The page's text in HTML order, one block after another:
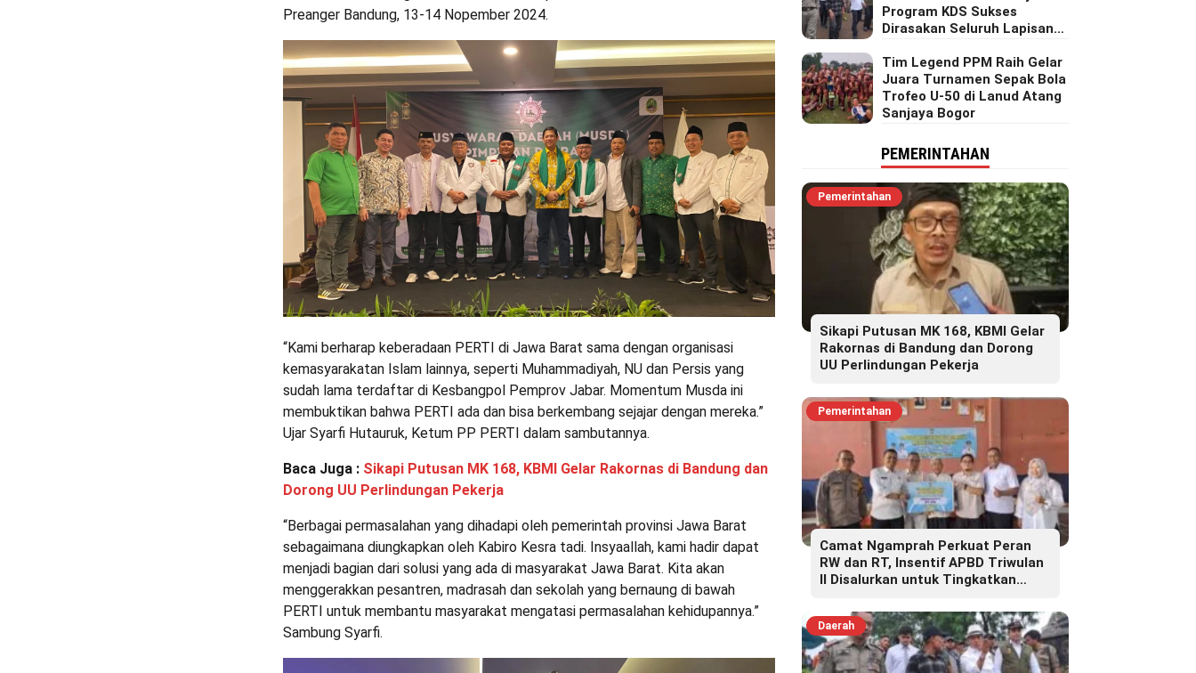
Preanger Bandung, 13-14 Nopember 2024.
“Kami berharap keberadaan PERTI di Jawa Barat sama dengan organisasi
kemasyarakatan Islam lainnya, seperti Muhammadiyah, NU dan Persis yang
sudah lama terdaftar di Kesbangpol Pemprov Jabar. Momentum Musda ini
membuktikan bahwa PERTI ada dan bisa berkembang sejajar dengan mereka.”
Ujar Syarfi Hutauruk, Ketum PP PERTI dalam sambutannya.
Baca Juga : Sikapi Putusan MK 168, KBMI Gelar Rakornas di Bandung dan
Dorong UU Perlindungan Pekerja
“Berbagai permasalahan yang dihadapi oleh pemerintah provinsi Jawa Barat
sebagaimana diungkapkan oleh Kabiro Kesra tadi. Insyaallah, kami hadir dapat
menjadi bagian dari solusi yang ada di masyarakat Jawa Barat. Kita akan
menggerakkan pesantren, madrasah dan sekolah yang bernaung di bawah
PERTI untuk membantu masyarakat mengatasi permasalahan kehidupannya.”
Sambung Syarfi.
Program KDS Sukses
Dirasakan Seluruh Lapisan
Pelosok.
Tim Legend PPM Raih Gelar
Juara Turnamen Sepak Bola
Trofeo U-50 di Lanud Atang
Sanjaya Bogor
PEMERINTAHAN
Pemerintahan
Sikapi Putusan MK 168, KBMI Gelar
Rakornas di Bandung dan Dorong
UU Perlindungan Pekerja
Pemerintahan
Camat Ngamprah Perkuat Peran
RW dan RT, Insentif APBD Triwulan
II Disalurkan untuk Tingkatkan
Daerah